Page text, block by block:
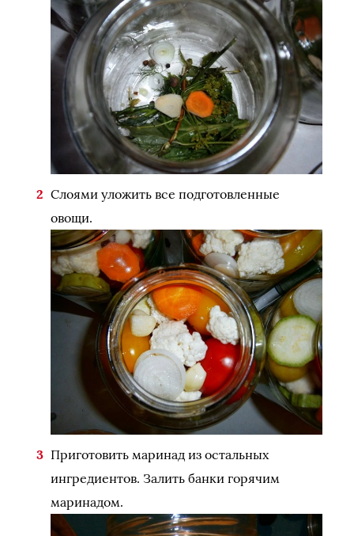
Слоями уложить все подготовленные
овощи.
Приготовить маринад из остальных
ингредиентов. Залить банки горячим
маринадом.